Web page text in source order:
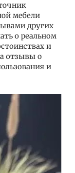
мебели
других
о реальном
и
отзывы о
и